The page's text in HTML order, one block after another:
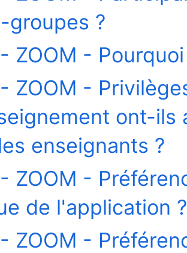
groupes ?
ZOOM -
- ZOOM -
ont-ils
enseignants ?
- ZOOM -
de l'application ?
- ZOOM -